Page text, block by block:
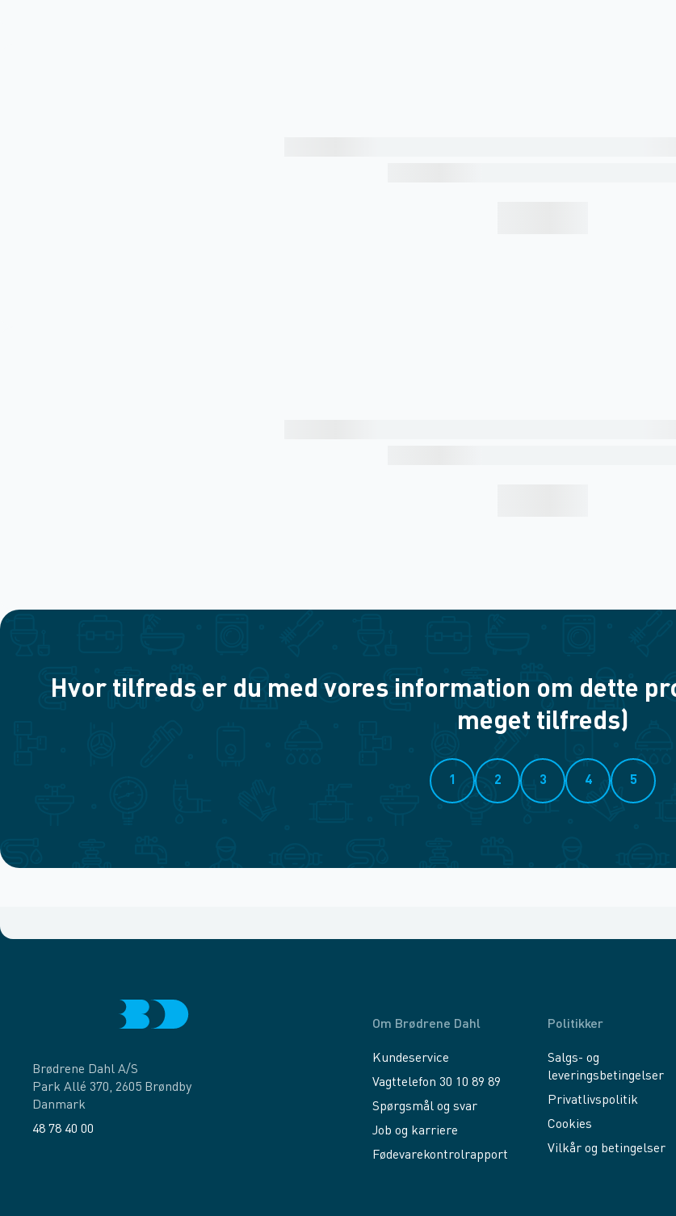
Hvor tilfreds er du med vores information om dette
meget tilfreds)
1 2 3 4 5
Brødrene Dahl A/S
Park Allé 370, 2605 Brøndby
Danmark
48 78 40 00
Om Brødrene Dahl
Kundeservice
Vagttelefon 30 10 89 89
Spørgsmål og svar
Job og karriere
Fødevarekontrolrapport
Politikker
Salgs- og
leveringsbetingelser
Privatlivspolitik
Cookies
Vilkår og betingelser